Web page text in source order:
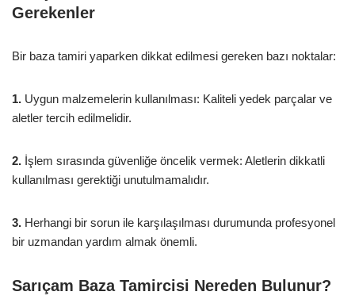
Gerekenler
Bir baza tamiri yaparken dikkat edilmesi gereken bazı noktalar:
1. Uygun malzemelerin kullanılması: Kaliteli yedek parçalar ve
aletler tercih edilmelidir.
2. İşlem sırasında güvenliğe öncelik vermek: Aletlerin dikkatli
kullanılması gerektiği unutulmamalıdır.
3. Herhangi bir sorun ile karşılaşılması durumunda profesyonel
bir uzmandan yardım almak önemli.
Sarıçam Baza Tamircisi Nereden Bulunur?